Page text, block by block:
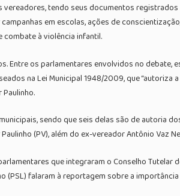
tendo seus documentos
em escolas, ações de
à violência infantil.
os parlamentares envolvidos no debate,
na Lei Municipal 1948/2009, que
sendo que seis delas são de autoria
(PV), além do ex-vereador Antônio Vaz
que integraram o Conselho
falaram à reportagem sobre a